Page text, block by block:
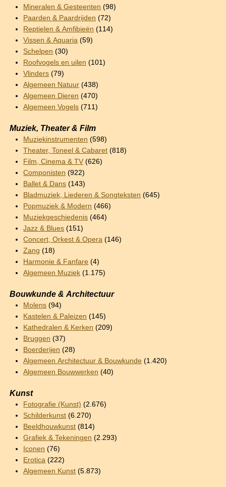
Mineralen & Gesteenten (98)
Paarden & Paardrijden (72)
Reptielen & Amfibieën (114)
Vissen & Aquaria (59)
Schelpen (30)
Roofvogels en uilen (101)
Vlinders (79)
Algemeen Natuur (438)
Algemeen Dieren (470)
Algemeen Vogels (711)
Muziek, Theater & Film
Muziekinstrumenten (598)
Theater, Toneel & Cabaret (818)
Film, Cinema & TV (626)
Componisten (922)
Ballet & Dans (143)
Bladmuziek, Liederen & Songteksten (645)
Popmuziek & Modern (466)
Muziekgeschiedenis (464)
Jazz & Blues (151)
Concert, Orkest & Opera (146)
Zang (18)
Harmonie & Fanfare (4)
Algemeen Muziek (1.175)
Bouwkunde & Architectuur
Molens (94)
Kastelen & Paleizen (145)
Kathedralen & Kerken (209)
Bruggen (37)
Boerderijen (28)
Algemeen Architectuur & Bouwkunde (1.420)
Algemeen Bouwwerken (40)
Kunst
Fotografie (Kunst) (2.676)
Schilderkunst (6.270)
Beeldhouwkunst (814)
Grafiek & Tekeningen (2.293)
Iconen (76)
Erotica (222)
Algemeen Kunst (5.873)